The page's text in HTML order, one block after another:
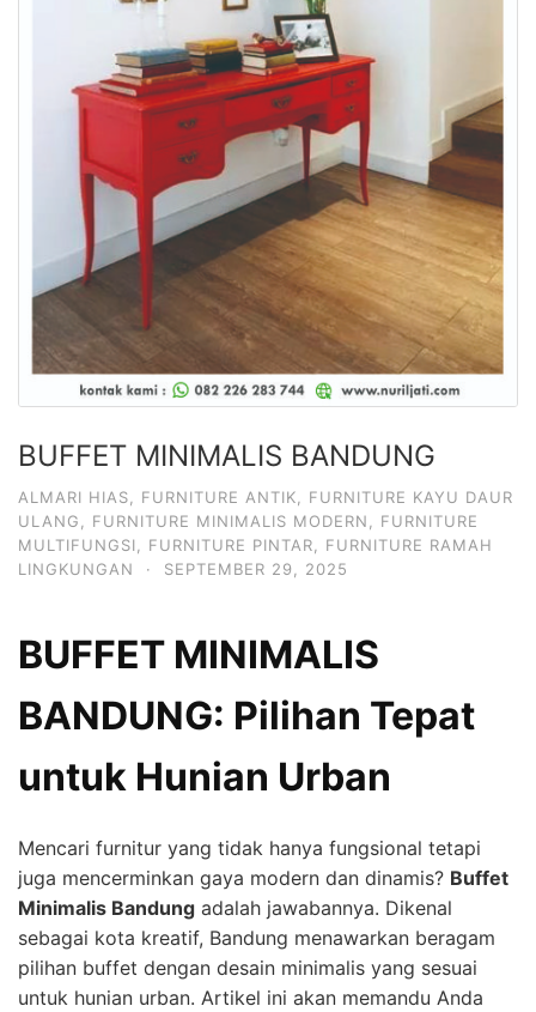
BUFFET MINIMALIS BANDUNG
ALMARI HIAS FURNITURE ANTIK
FURNITURE KAYU DAUR
ULANG
FURNITURE MINIMALIS MODERN
FURNITURE
MULTIFUNGSI
FURNITURE PINTAR
FURNITURE RAMAH
LINGKUNGAN
· SEPTEMBER 29, 2025
BUFFET MINIMALIS
BANDUNG: Pilihan Tepat
untuk Hunian Urban
Mencari furnitur yang tidak hanya fungsional tetapi
juga mencerminkan gaya modern dan dinamis? Buffet
Minimalis Bandung adalah jawabannya. Dikenal
sebagai kota kreatif, Bandung menawarkan beragam
pilihan buffet dengan desain minimalis yang sesuai
untuk hunian urban. Artikel ini akan memandu Anda